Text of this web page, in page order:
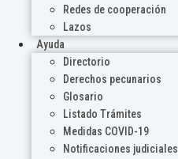
Redes de cooperación
Lazos
Ayuda
Directorio
Derechos pecunarios
Glosario
Listado Trámites
Medidas COVID-19
Notificaciones judiciales